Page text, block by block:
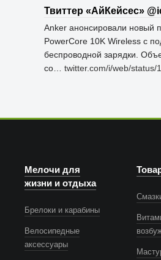
Anker анонсировали новый
PowerCore 10K Wireless с
беспроводной зарядки.
со… twitter.com/i/web/status/
Мелочи для
жизни и отдыха
Брелоки и карабины
Велосипедные
аксессуары